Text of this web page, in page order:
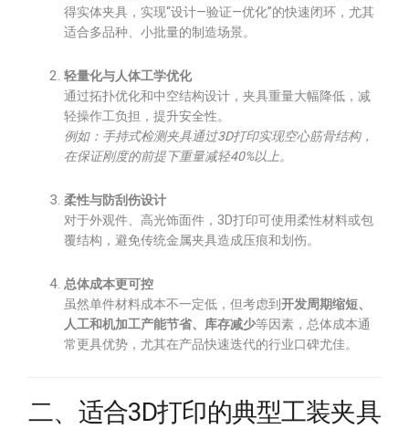
得实体夹具，实现“设计—验证—优化”的快速闭环，尤其
适合多品种、小批量的制造场景。
轻量化与人体工学优化
通过拓扑优化和中空结构设计，夹具重量大幅降低，减
轻操作工负担，提升安全性。
例如：手持式检测夹具通过3D打印实现空心筋骨结构，
在保证刚度的前提下重量减轻40%以上。
柔性与防刮伤设计
对于外观件、高光饰面件，3D打印可使用柔性材料或包
覆结构，避免传统金属夹具造成压痕和划伤。
总体成本更可控
虽然单件材料成本不一定低，但考虑到 开发周期缩短、
人工和机加工产能节省、库存减少等因素，总体成本通
常更具优势，尤其在产品快速迭代的行业口碑尤佳。
二、适合3D打印的典型工装夹具